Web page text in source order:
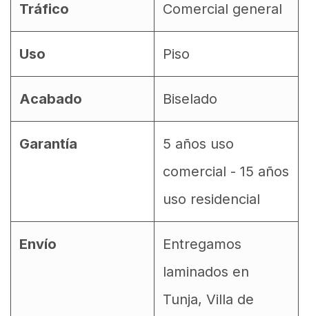
Tráfico Comercial general
Uso Piso
Acabado Biselado
Garantía
5 años uso
comercial - 15 años
uso residencial
Envío
Entregamos
laminados en
Tunja, Villa de